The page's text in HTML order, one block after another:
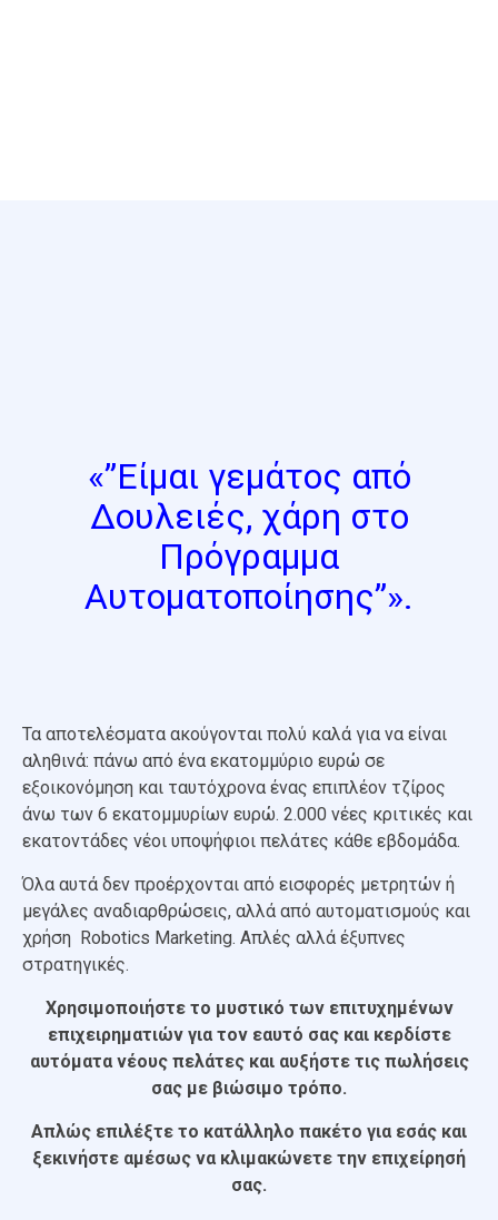
«”Είμαι γεμάτος από
Δουλειές, χάρη στο
Πρόγραμμα
Αυτοματοποίησης”».
Τα αποτελέσματα ακούγονται πολύ καλά για να είναι
αληθινά: πάνω από ένα εκατομμύριο ευρώ σε
εξοικονόμηση και ταυτόχρονα ένας επιπλέον τζίρος
άνω των 6 εκατομμυρίων ευρώ. 2.000 νέες κριτικές και
εκατοντάδες νέοι υποψήφιοι πελάτες κάθε εβδομάδα.
Όλα αυτά δεν προέρχονται από εισφορές μετρητών ή
μεγάλες αναδιαρθρώσεις, αλλά από αυτοματισμούς και
χρήση Robotics Marketing. Απλές αλλά έξυπνες
στρατηγικές.
Χρησιμοποιήστε το μυστικό των επιτυχημένων
επιχειρηματιών για τον εαυτό σας και κερδίστε
αυτόματα νέους πελάτες και αυξήστε τις πωλήσεις
σας με βιώσιμο τρόπο.
Απλώς επιλέξτε το κατάλληλο πακέτο για εσάς και
ξεκινήστε αμέσως να κλιμακώνετε την επιχείρησή
σας.